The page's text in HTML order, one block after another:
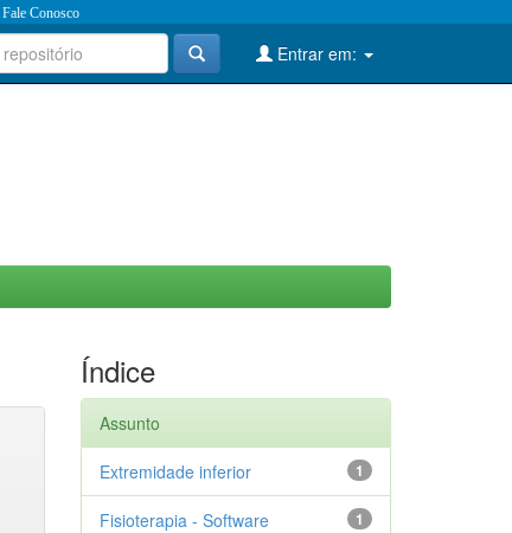
Fale Conosco
Entrar em:
Índice
Assunto
1
Extremidade inferior
1
Fisioterapia - Software